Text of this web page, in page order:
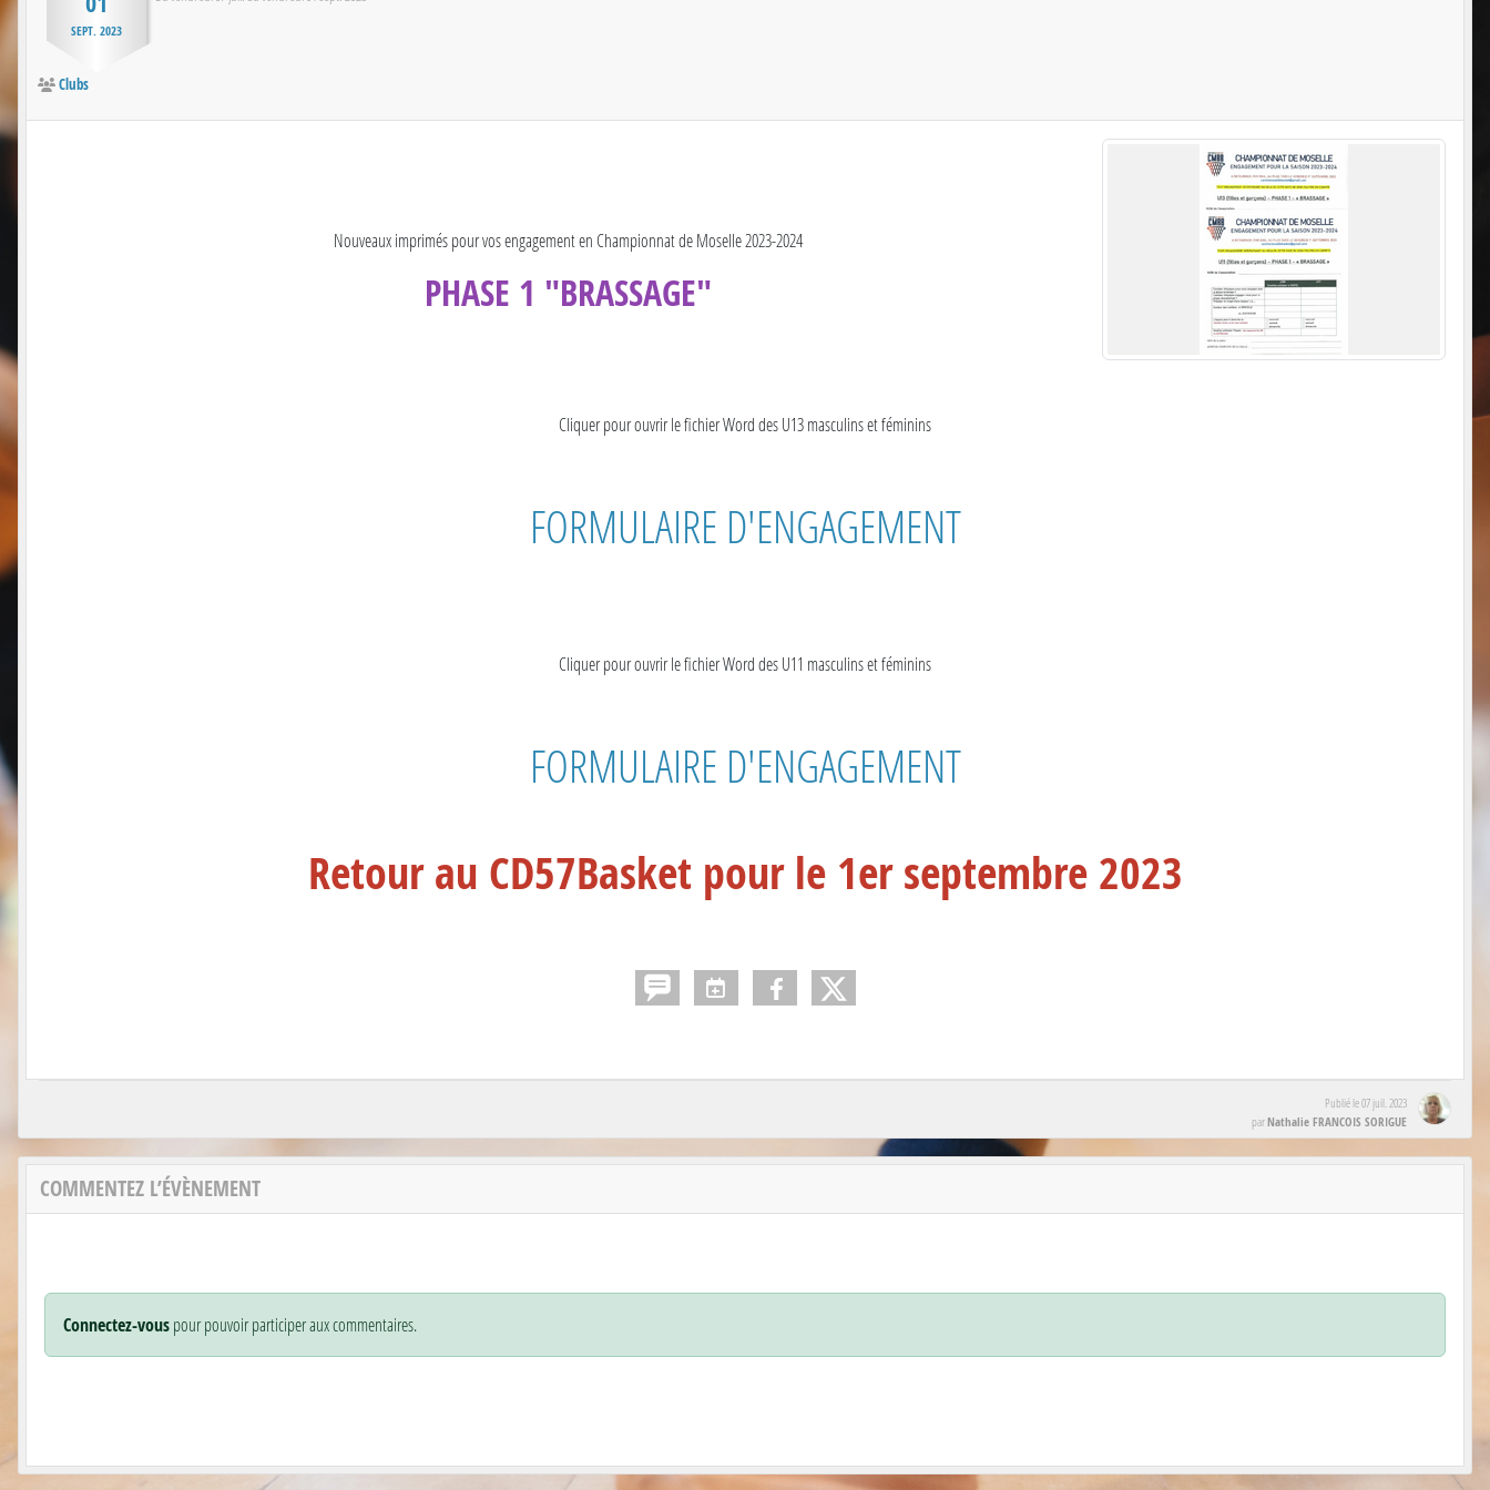
SEPT. 2023
Clubs
Nouveaux imprimés pour vos engagement en Championnat de Moselle 2023-2024
PHASE 1 "BRASSAGE"
Cliquer pour ouvrir le fichier Word des U13 masculins et féminins
FORMULAIRE D'ENGAGEMENT
Cliquer pour ouvrir le fichier Word des U11 masculins et féminins
FORMULAIRE D'ENGAGEMENT
Retour au CD57Basket pour le 1er septembre 2023
Publié le07 juil. 2023
parNathalie FRANCOIS SORIGUE
COMMENTEZ L’ÉVÈNEMENT
Connectez-vouspour pouvoir participer aux commentaires.